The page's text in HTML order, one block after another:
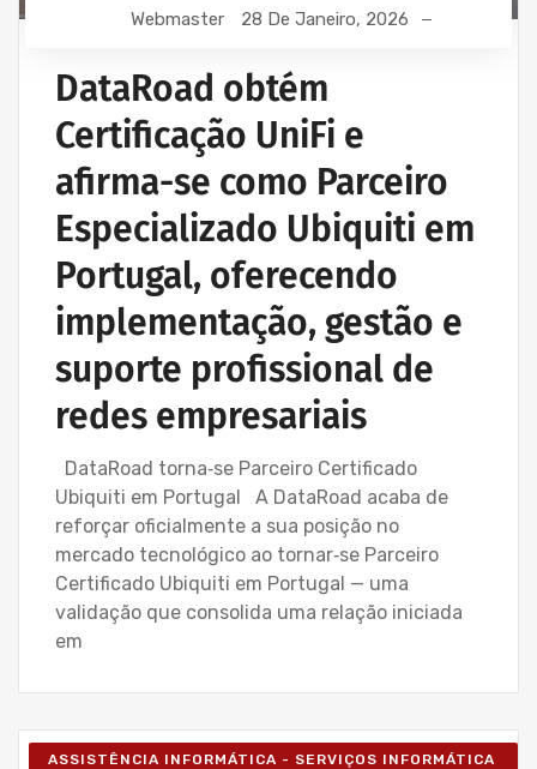
Webmaster 28 De Janeiro, 2026
DataRoad obtém
Certificação UniFi e
afirma-se como Parceiro
Especializado Ubiquiti em
Portugal, oferecendo
implementação, gestão e
suporte profissional de
redes empresariais
DataRoad torna‑se Parceiro Certificado
Ubiquiti em Portugal A DataRoad acaba de
reforçar oficialmente a sua posição no
mercado tecnológico ao tornar‑se Parceiro
Certificado Ubiquiti em Portugal — uma
validação que consolida uma relação iniciada
em
ASSISTÊNCIA INFORMÁTICA - SERVIÇOS INFORMÁTICA